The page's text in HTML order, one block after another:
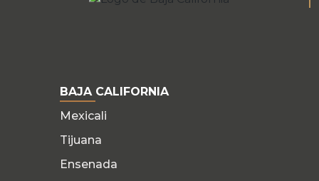
BAJA CALIFORNIA
Mexicali
Tijuana
Ensenada